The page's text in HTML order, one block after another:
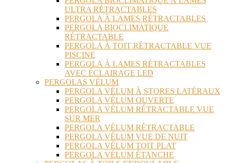
ULTRA RÉTRACTABLES
PERGOLA À LAMES RÉTRACTABLES
PERGOLA BIOCLIMATIQUE
RÉTRACTABLE
PERGOLA À TOIT RÉTRACTABLE VUE
PISCINE
PERGOLA À LAMES RÉTRACTABLES
AVEC ÉCLAIRAGE LED
PERGOLAS VÉLUM
PERGOLA VÉLUM À STORES LATÉRAUX
PERGOLA VÉLUM OUVERTE
PERGOLA VÉLUM RÉTRACTABLE VUE
SUR MER
PERGOLA VÉLUM RÉTRACTABLE
PERGOLA VÉLUM VUE DE NUIT
PERGOLA VÉLUM TOIT PLAT
PERGOLA VÉLUM ÉTANCHE